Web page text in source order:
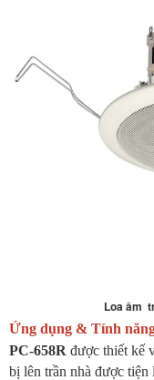
Loa âm
Ứng dụng & Tính
PC-658R được thiết kế
bị lên trần nhà được